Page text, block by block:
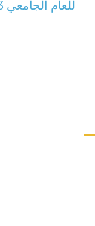
للعام الجامعي 2023 – 2024